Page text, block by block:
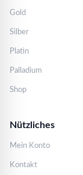
Gold
Silber
Platin
Palladium
Shop
Nützliches
Mein Konto
Kontakt